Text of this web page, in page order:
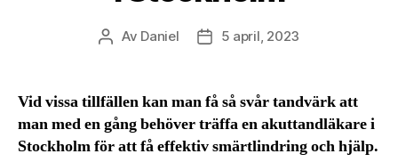
Inläggsförfattare
Av Daniel Inläggsdatum
5 april, 2023
Vid vissa tillfällen kan man få så svår tandvärk att
man med en gång behöver träffa en akuttandläkare i
Stockholm för att få effektiv smärtlindring och hjälp.